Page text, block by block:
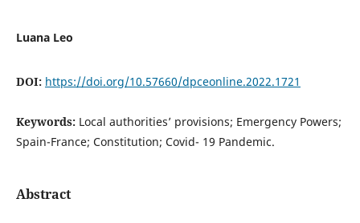
Luana Leo
DOI: https://doi.org/10.57660/dpceonline.2022.1721
Keywords: Local authorities’ provisions; Emergency Powers;
Spain-France; Constitution; Covid- 19 Pandemic.
Abstract